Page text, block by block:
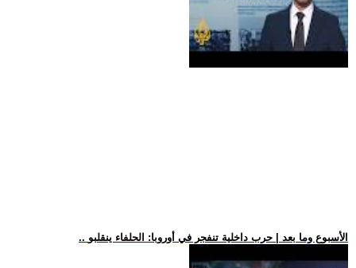
.. الأسبوع وما بعد | حرب داخلية تنفجر في أوروبا: الحلفاء ينقلبو